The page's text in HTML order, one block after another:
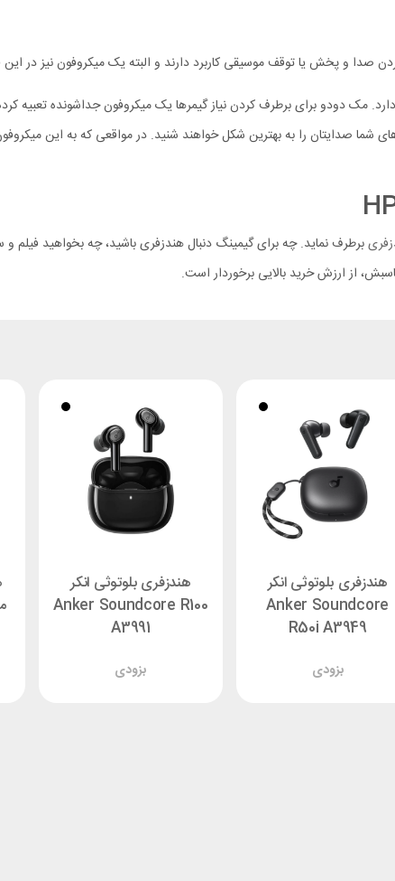
صدا و پخش یا توقف موسیقی کاربرد دارند و البته یک میکروفون نیز در این
مک دودو برای برطرف کردن نیاز گیمرها یک میکروفون جداشونده
شما صدایتان را به بهترین شکل خواهند شنید. در مواقعی که به این
برطرف نماید. چه برای گیمینگ دنبال هندزفری باشید، چه بخواهید فیلم و
هندزفری بلوتوثی انکر
Anker Soundcore
R50i A3949
بزودی
هندزفری بلوتوثی انکر
Anker Soundcore R100
A3991
بزودی